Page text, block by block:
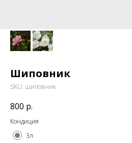
Шиповник
SKU: шиповник
800 р.
Кондиция
3л